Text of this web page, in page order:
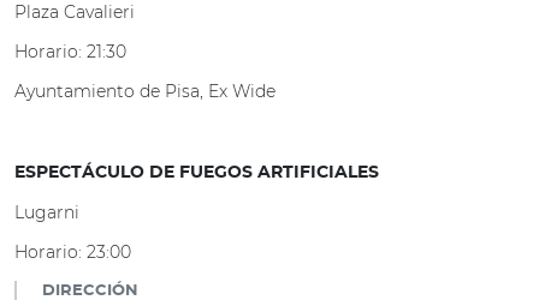
Plaza Cavalieri
Horario: 21:30
Ayuntamiento de Pisa, Ex Wide
ESPECTÁCULO DE FUEGOS ARTIFICIALES
Lugarni
Horario: 23:00
DIRECCIÓN